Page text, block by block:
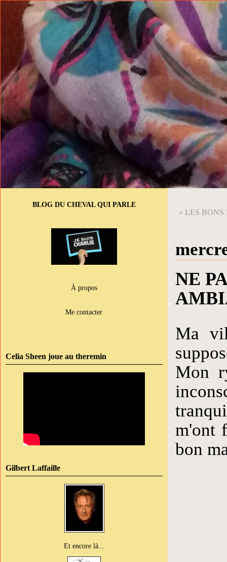
BLOG DU CHEVAL QUI PARLE
À propos
Me contacter
Celia Sheen joue au theremin
Gilbert Laffaille
Et encore là...
« LES
NE
Ma
Mon
m'ont
bon